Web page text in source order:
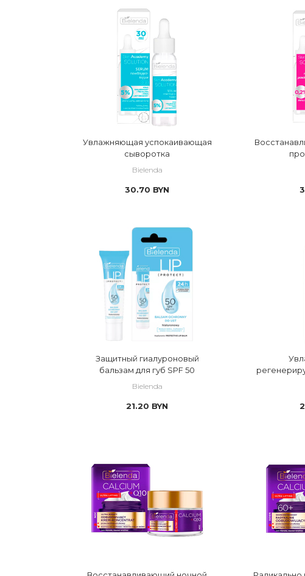
Увлажняющая успокаивающая
сыворотка
Bielenda
30.70 BYN
Защитный гиалуроновый
бальзам для губ SPF 50
Bielenda
21.20 BYN